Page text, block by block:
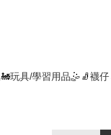
🚂玩具/學習用品🤹 🧦襪仔